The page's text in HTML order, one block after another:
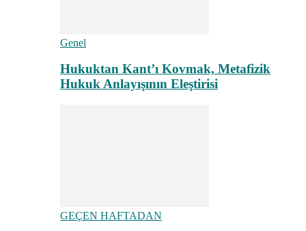
Genel
Hukuktan Kant’ı Kovmak, Metafizik
Hukuk Anlayışının Eleştirisi
GEÇEN HAFTADAN